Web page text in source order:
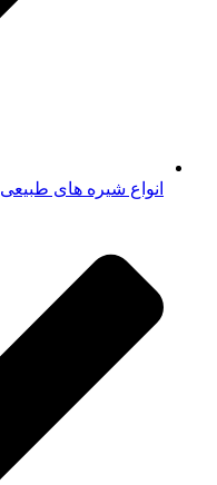
انواع شیره های طبیعی